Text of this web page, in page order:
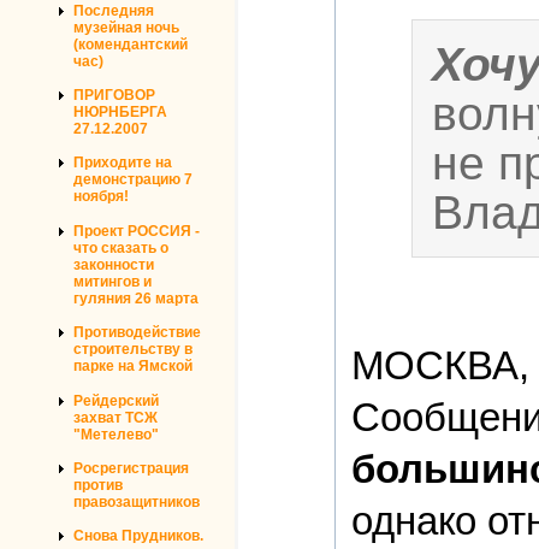
Последняя
музейная ночь
(комендантский
час)
ПРИГОВОР
НЮРНБЕРГА
27.12.2007
Приходите на
демонстрацию 7
ноября!
Проект РОССИЯ -
что сказать о
законности
митингов и
гуляния 26 марта
Противодействие
строительству в
парке на Ямской
Рейдерский
захват ТСЖ
"Метелево"
Росрегистрация
против
правозащитников
Снова Прудников.
не
МОСКВА,
однако